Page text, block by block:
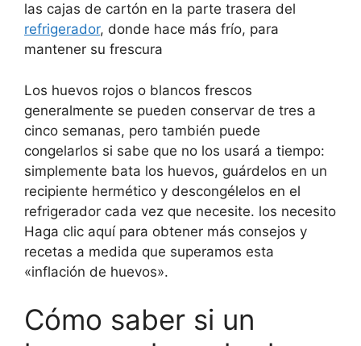
las cajas de cartón en la parte trasera del
refrigerador, donde hace más frío, para
mantener su frescura
Los huevos rojos o blancos frescos
generalmente se pueden conservar de tres a
cinco semanas, pero también puede
congelarlos si sabe que no los usará a tiempo:
simplemente bata los huevos, guárdelos en un
recipiente hermético y descongélelos en el
refrigerador cada vez que necesite. los necesito
Haga clic aquí para obtener más consejos y
recetas a medida que superamos esta
«inflación de huevos».
Cómo saber si un